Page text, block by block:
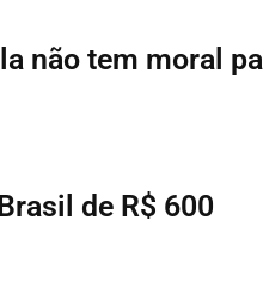
não tem moral
de R$ 600